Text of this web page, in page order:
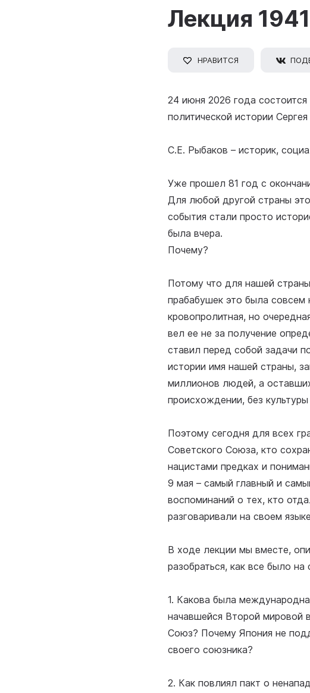
Лекция
НРАВИТСЯ
24 июня 2026 года состоится
политической истории
С.Е. Рыбаков – историк,
Уже прошел 81 год с
Для любой другой страны
события стали просто
была вчера.
Почему?
Потому что для нашей
прабабушек это была совсем
кровопролитная, но
вел ее не за получение
ставил перед собой задачи
истории имя нашей страны,
миллионов людей, а
происхождении, без
Поэтому сегодня для всех
Советского Союза, кто
нацистами предках и
9 мая – самый главный и
воспоминаний о тех, кто
разговаривали на своем
В ходе лекции мы вместе,
разобраться, как все было
1. Какова была
начавшейся Второй мировой
Союз? Почему Япония не
своего союзника?
2. Как повлиял пакт о